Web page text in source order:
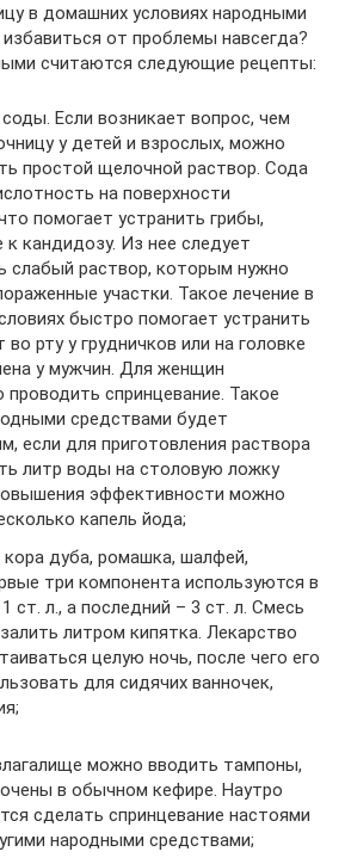
в домашних условиях народными
от проблемы навсегда?
считаются следующие рецепты:
Если возникает вопрос, чем
у детей и взрослых, можно
простой щелочной раствор. Сода
на поверхности
помогает устранить грибы,
кандидозу. Из нее следует
слабый раствор, которым нужно
участки. Такое лечение в
быстро помогает устранить
рту у грудничков или на головке
у мужчин. Для женщин
спринцевание. Такое
средствами будет
если для приготовления раствора
литр воды на столовую ложку
эффективности можно
капель йода;
дуба, ромашка, шалфей,
три компонента используются в
ст. л., а последний – 3 ст. л. Смесь
литром кипятка. Лекарство
целую ночь, после чего его
для сидячих ванночек,
можно вводить тампоны,
в обычном кефире. Наутро
сделать спринцевание настоями
народными средствами;